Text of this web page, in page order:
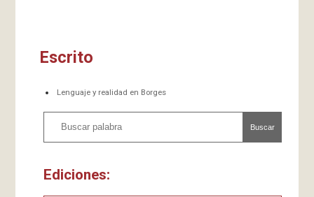
Escrito
Lenguaje y realidad en Borges
Buscar
Ediciones: